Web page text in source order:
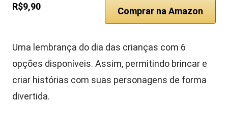
R$9,90 Comprar na Amazon
Uma lembrança do dia das crianças com 6
opções disponíveis. Assim, permitindo brincar e
criar histórias com suas personagens de forma
divertida.